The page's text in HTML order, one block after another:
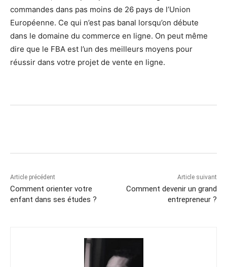
commandes dans pas moins de 26 pays de l’Union
Européenne. Ce qui n’est pas banal lorsqu’on débute
dans le domaine du commerce en ligne. On peut même
dire que le FBA est l’un des meilleurs moyens pour
réussir dans votre projet de vente en ligne.
Article précédent
Comment orienter votre
enfant dans ses études ?
Article suivant
Comment devenir un grand
entrepreneur ?